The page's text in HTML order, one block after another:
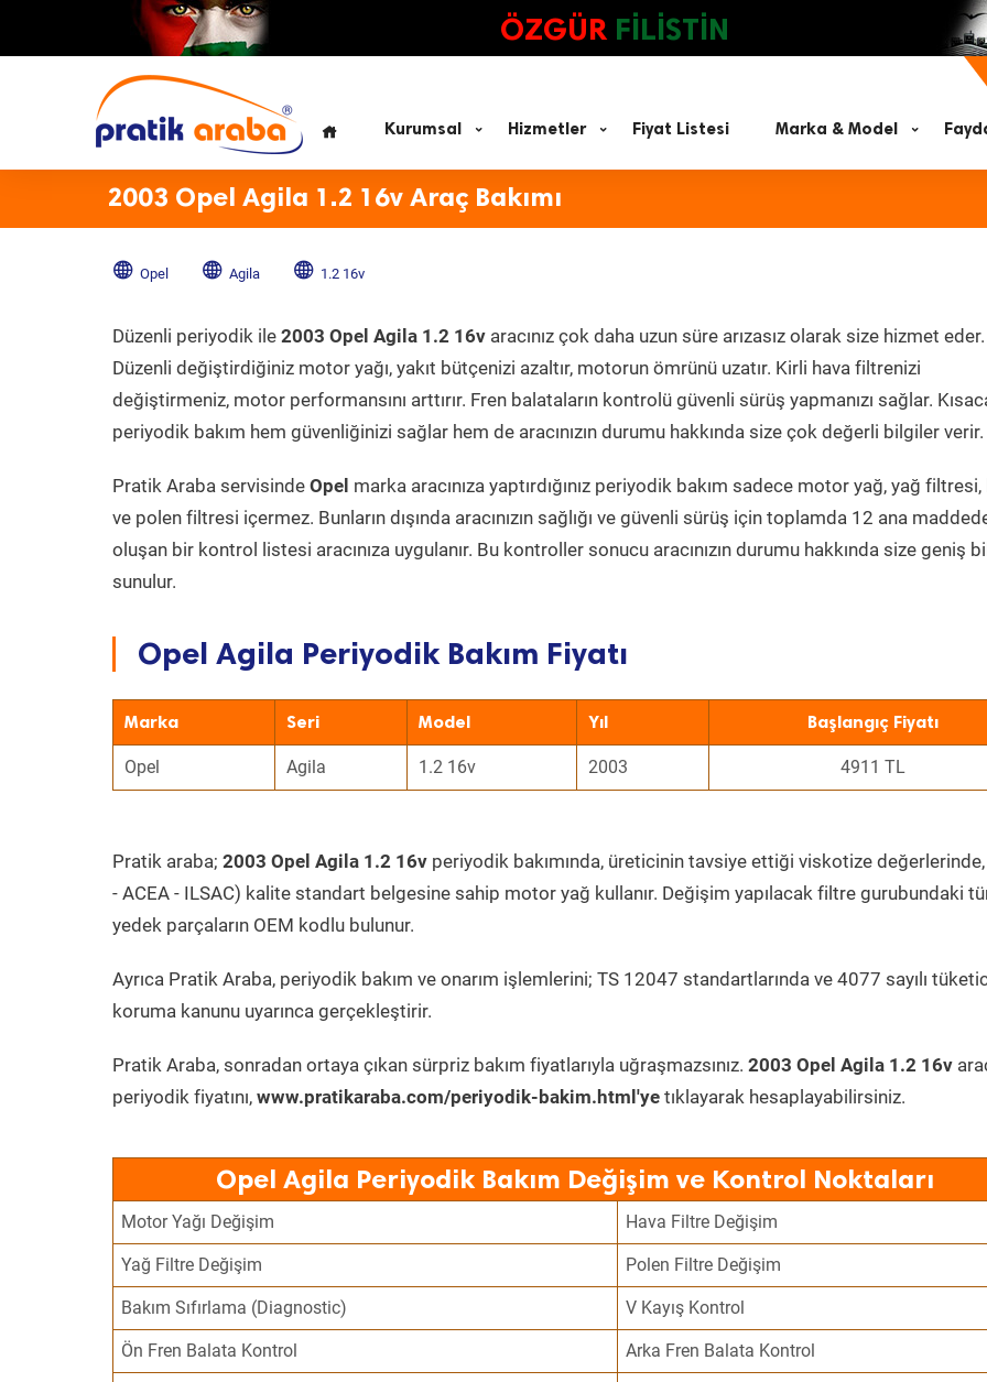
ÖZGÜR FİLİSTİN
Kurumsal Hizmetler Fiyat Listesi Marka & Model
2003 Opel Agila 1.2 16v Araç Bakımı
Opel Agila 1.2 16v
Düzenli periyodik ile 2003 Opel Agila 1.2 16v aracınız çok daha uzun süre arızasız olarak size hizmet eder.
Düzenli değiştirdiğiniz motor yağı, yakıt bütçenizi azaltır, motorun ömrünü uzatır. Kirli hava filtrenizi
değiştirmeniz, motor performansını arttırır. Fren balataların kontrolü güvenli sürüş yapmanızı sağlar.
periyodik bakım hem güvenliğinizi sağlar hem de aracınızın durumu hakkında size çok değerli bilgiler verir.
Pratik Araba servisinde Opel marka aracınıza yaptırdığınız periyodik bakım sadece motor yağ, yağ filtresi,
ve polen filtresi içermez. Bunların dışında aracınızın sağlığı ve güvenli sürüş için toplamda 12 ana
oluşan bir kontrol listesi aracınıza uygulanır. Bu kontroller sonucu aracınızın durumu hakkında size geniş
sunulur.
Opel Agila Periyodik Bakım Fiyatı
Marka Seri Model Yıl Başlangıç Fiyatı
Opel Agila 1.2 16v 2003 4911 TL
Pratik araba; 2003 Opel Agila 1.2 16v periyodik bakımında, üreticinin tavsiye ettiği viskotize değerlerinde,
- ACEA - ILSAC) kalite standart belgesine sahip motor yağ kullanır. Değişim yapılacak filtre gurubundaki
yedek parçaların OEM kodlu bulunur.
Ayrıca Pratik Araba, periyodik bakım ve onarım işlemlerini; TS 12047 standartlarında ve 4077 sayılı
koruma kanunu uyarınca gerçekleştirir.
Pratik Araba, sonradan ortaya çıkan sürpriz bakım fiyatlarıyla uğraşmazsınız. 2003 Opel Agila 1.2 16v
periyodik fiyatını, www.pratikaraba.com/periyodik-bakim.html'ye tıklayarak hesaplayabilirsiniz.
Opel Agila Periyodik Bakım Değişim ve Kontrol Noktaları
Motor Yağı Değişim Hava Filtre Değişim
Yağ Filtre Değişim Polen Filtre Değişim
Bakım Sıfırlama (Diagnostic) V Kayış Kontrol
Ön Fren Balata Kontrol Arka Fren Balata Kontrol